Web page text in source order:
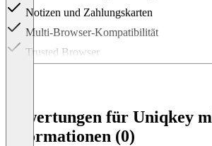
Notizen und Zahlungskarten
Multi-Browser-Kompatibilität
Trusted Browser
E-Mail-, Chat- und Telefon-Support
Engagiertes Team
Bewertungen für Uniqkey
Informationen (0)